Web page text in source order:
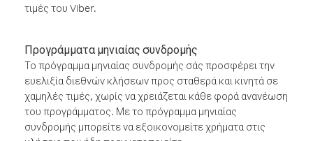
τιμές του Viber.
Προγράμματα μηνιαίας συνδρομής
Το πρόγραμμα μηνιαίας συνδρομής σάς προσφέρει την
ευελιξία διεθνών κλήσεων προς σταθερά και κινητά σε
χαμηλές τιμές, χωρίς να χρειάζεται κάθε φορά ανανέωση
του προγράμματος. Με το πρόγραμμα μηνιαίας
συνδρομής μπορείτε να εξοικονομείτε χρήματα στις